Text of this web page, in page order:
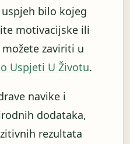
bilo kojeg
motivacijske ili
zaviriti u
Uspjeti U Životu.
navike i
dodataka,
rezultata